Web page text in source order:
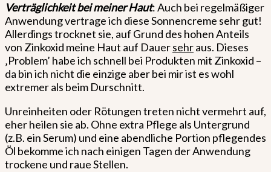
Verträglichkeit bei meiner Haut: Auch bei regelmäßiger
Anwendung vertrage ich diese Sonnencreme sehr gut!
Allerdings trocknet sie, auf Grund des hohen Anteils
von Zinkoxid meine Haut auf Dauersehraus. Dieses
‚Problem’ habe ich schnell bei Produkten mit Zinkoxid –
da bin ich nicht die einzige aber bei mir ist es wohl
extremer als beim Durschnitt.
Unreinheiten oder Rötungen treten nicht vermehrt auf,
eher heilen sie ab. Ohne extra Pflege als Untergrund
(z.B. ein Serum) und eine abendliche Portion pflegendes
Öl bekomme ich nach einigen Tagen der Anwendung
trockene und raue Stellen.